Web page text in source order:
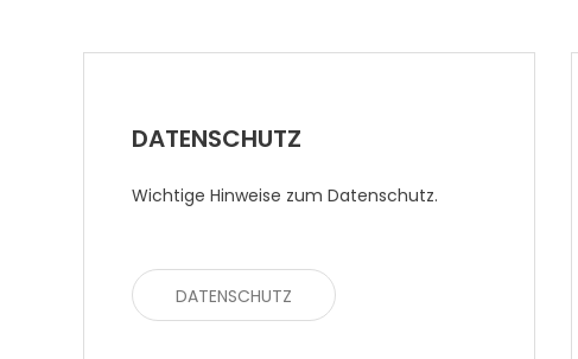
DATENSCHUTZ
Wichtige Hinweise zum Datenschutz.
DATENSCHUTZ